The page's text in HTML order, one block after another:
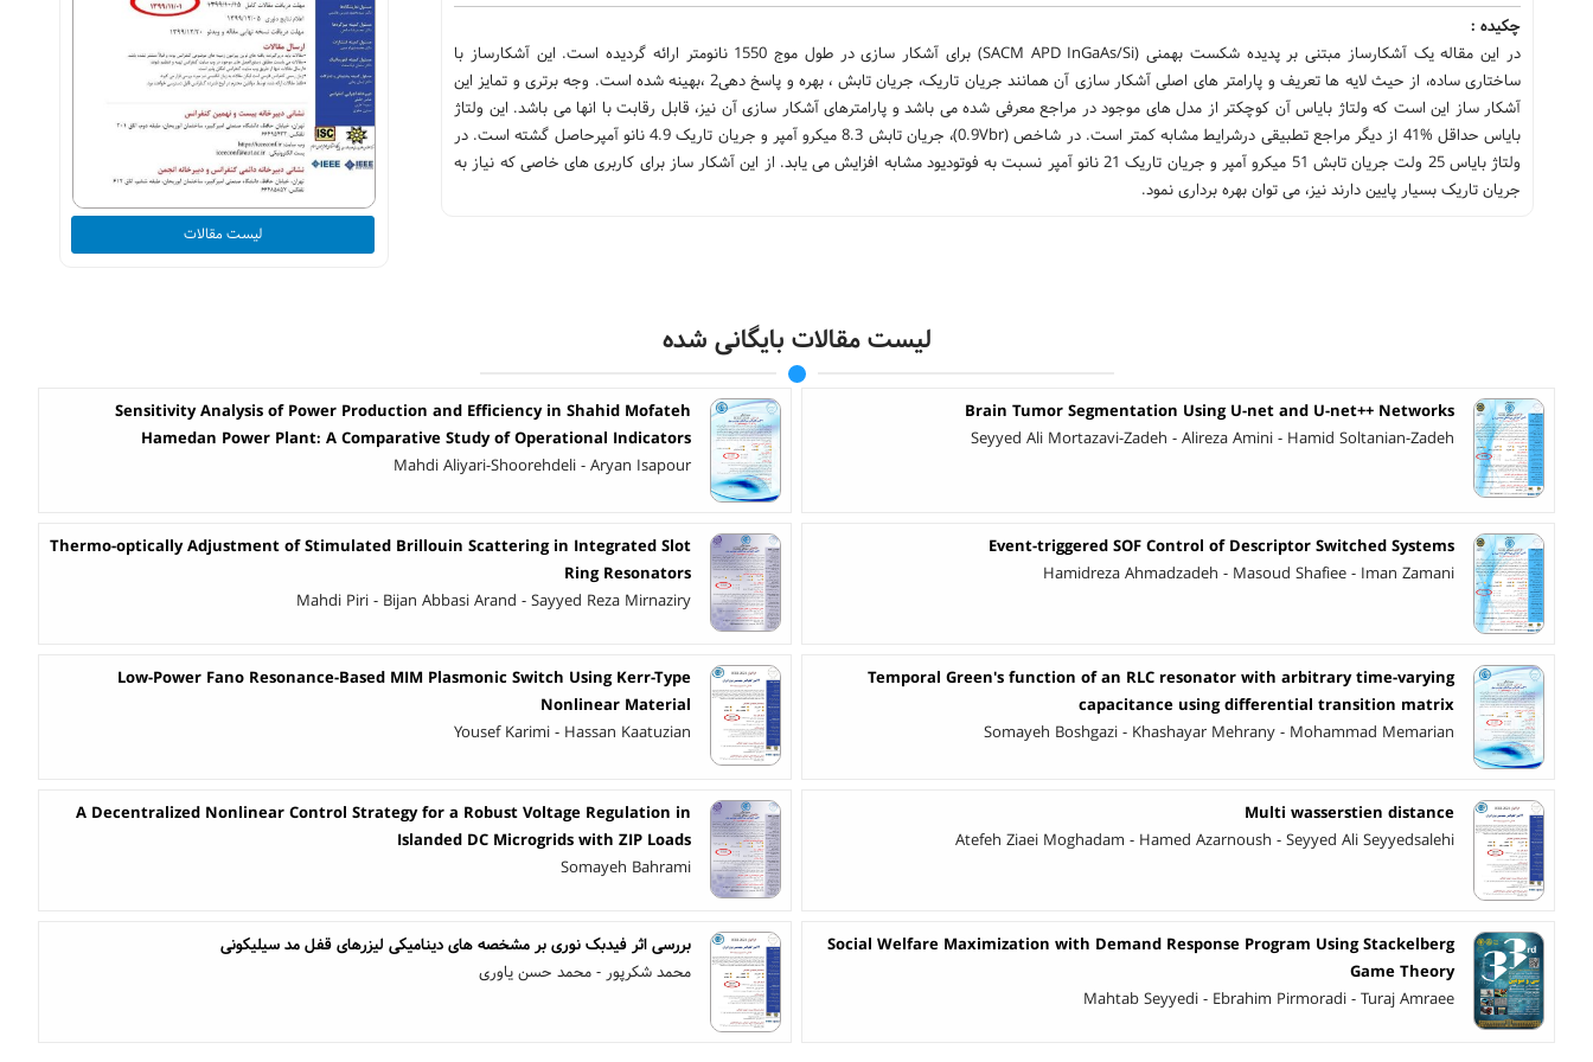
چکیده :
در این مقاله یک آشکارساز مبتنی بر پدیده شکست بهمنی (SACM APD InGaAs/Si) برای آشکار سازی در طول موج 1550 نانومتر ارائه گردیده است. این آشکارساز با
ساختاری ساده، از حیث لایه ها تعریف و پارامتر های اصلی آشکار سازی آن همانند جریان تاریک، جریان تابش ، بهره و پاسخ دهی2 ،بهینه شده است. وجه برتری و تمایز این
آشکار ساز این است که ولتاژ بایاس آن کوچکتر از مدل های موجود در مراجع معرفی شده می باشد و پارامترهای آشکار سازی آن نیز، قابل رقابت با انها می باشد. این ولتاژ
بایاس حداقل %41 از دیگر مراجع تطبیقی درشرایط مشابه کمتر است. در شاخص (0.9Vbr)‌، جریان تابش 8.3 میکرو آمپر و جریان تاریک 4.9 نانو آمپرحاصل گشته است. در
ولتاژ بایاس 25 ولت جریان تابش 51 میکرو آمپر و جریان تاریک 21 نانو آمپر نسبت به فوتودیود مشابه افزایش می یابد. از این آشکار ساز برای کاربری های خاصی که نیاز به
جریان تاریک بسیار پایین دارند نیز، می توان بهره برداری نمود.
لیست مقالات
لیست مقالات بایگانی شده
Brain Tumor Segmentation Using U-net and U-net++ Networks
Seyyed Ali Mortazavi-Zadeh - Alireza Amini - Hamid Soltanian-Zadeh
Sensitivity Analysis of Power Production and Efficiency in Shahid Mofateh
Hamedan Power Plant: A Comparative Study of Operational Indicators
Mahdi Aliyari-Shoorehdeli - Aryan Isapour
Event-triggered SOF Control of Descriptor Switched Systems
Hamidreza Ahmadzadeh - Masoud Shafiee - Iman Zamani
Thermo-optically Adjustment of Stimulated Brillouin Scattering in Integrated Slot
Ring Resonators
Mahdi Piri - Bijan Abbasi Arand - Sayyed Reza Mirnaziry
Temporal Green's function of an RLC resonator with arbitrary time-varying
capacitance using differential transition matrix
Somayeh Boshgazi - Khashayar Mehrany - Mohammad Memarian
Low-Power Fano Resonance-Based MIM Plasmonic Switch Using Kerr-Type
Nonlinear Material
Yousef Karimi - Hassan Kaatuzian
Multi wasserstien distance
Atefeh Ziaei Moghadam - Hamed Azarnoush - Seyyed Ali Seyyedsalehi
A Decentralized Nonlinear Control Strategy for a Robust Voltage Regulation in
Islanded DC Microgrids with ZIP Loads
Somayeh Bahrami
Social Welfare Maximization with Demand Response Program Using Stackelberg
Game Theory
Mahtab Seyyedi - Ebrahim Pirmoradi - Turaj Amraee
بررسی اثر فیدبک نوری بر مشخصه های دینامیکی لیزرهای قفل مد سیلیکونی
محمد شکرپور - محمد حسن یاوری